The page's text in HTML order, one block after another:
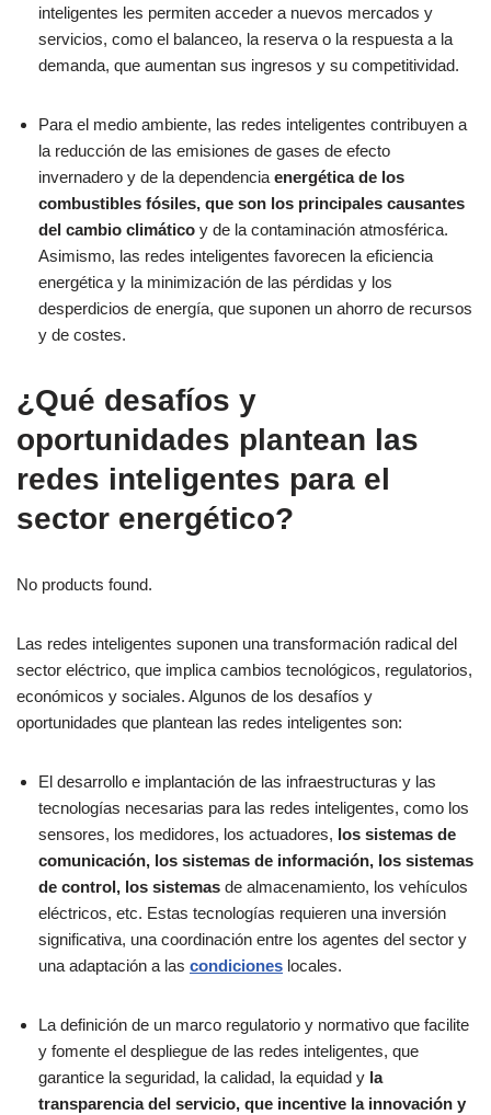
inteligentes les permiten acceder a nuevos mercados y
servicios, como el balanceo, la reserva o la respuesta a la
demanda, que aumentan sus ingresos y su competitividad.
Para el medio ambiente, las redes inteligentes contribuyen a
la reducción de las emisiones de gases de efecto
invernadero y de la dependencia energética de los
combustibles fósiles, que son los principales causantes
del cambio climático y de la contaminación atmosférica.
Asimismo, las redes inteligentes favorecen la eficiencia
energética y la minimización de las pérdidas y los
desperdicios de energía, que suponen un ahorro de recursos
y de costes.
¿Qué desafíos y
oportunidades plantean las
redes inteligentes para el
sector energético?
No products found.
Las redes inteligentes suponen una transformación radical del
sector eléctrico, que implica cambios tecnológicos, regulatorios,
económicos y sociales. Algunos de los desafíos y
oportunidades que plantean las redes inteligentes son:
El desarrollo e implantación de las infraestructuras y las
tecnologías necesarias para las redes inteligentes, como los
sensores, los medidores, los actuadores, los sistemas de
comunicación, los sistemas de información, los sistemas
de control, los sistemas de almacenamiento, los vehículos
eléctricos, etc. Estas tecnologías requieren una inversión
significativa, una coordinación entre los agentes del sector y
una adaptación a las condiciones locales.
La definición de un marco regulatorio y normativo que facilite
y fomente el despliegue de las redes inteligentes, que
garantice la seguridad, la calidad, la equidad y la
transparencia del servicio, que incentive la innovación y